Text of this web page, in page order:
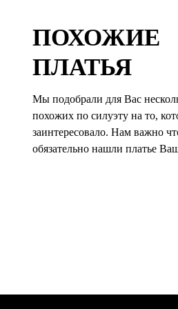
ПОХОЖИЕ
ПЛАТЬЯ
Мы подобрали для Вас
похожих по силуэту на то,
заинтересовало. Нам важно
обязательно нашли платье